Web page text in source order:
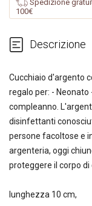
Spedizione
100€
Descrizione
Cucchiaio d'argento
regalo per: -
compleanno.
disinfettanti
persone facoltose e
argenteria, oggi
proteggere il corpo
lunghezza 10 cm,